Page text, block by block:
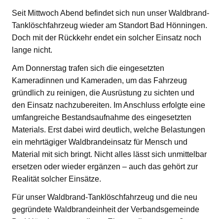
Seit Mittwoch Abend befindet sich nun unser Waldbrand-
Tanklöschfahrzeug wieder am Standort Bad Hönningen.
Doch mit der Rückkehr endet ein solcher Einsatz noch
lange nicht.
Am Donnerstag trafen sich die eingesetzten
Kameradinnen und Kameraden, um das Fahrzeug
gründlich zu reinigen, die Ausrüstung zu sichten und
den Einsatz nachzubereiten. Im Anschluss erfolgte eine
umfangreiche Bestandsaufnahme des eingesetzten
Materials. Erst dabei wird deutlich, welche Belastungen
ein mehrtägiger Waldbrandeinsatz für Mensch und
Material mit sich bringt. Nicht alles lässt sich unmittelbar
ersetzen oder wieder ergänzen – auch das gehört zur
Realität solcher Einsätze.
Für unser Waldbrand-Tanklöschfahrzeug und die neu
gegründete Waldbrandeinheit der Verbandsgemeinde